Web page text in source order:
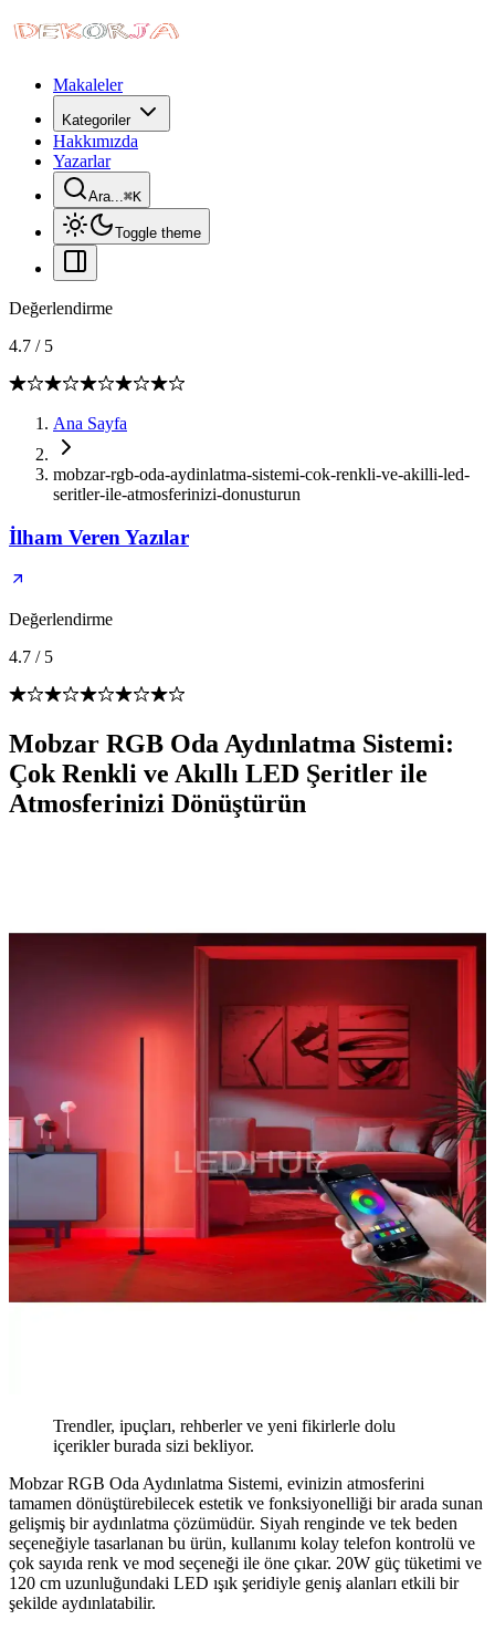
Makaleler
Kategoriler
Hakkımızda
Yazarlar
Ara...⌘K
Toggle theme
Değerlendirme
4.7 / 5
Ana Sayfa
mobzar-rgb-oda-aydinlatma-sistemi-cok-renkli-ve-akilli-led-
seritler-ile-atmosferinizi-donusturun
İlham Veren Yazılar
Değerlendirme
4.7 / 5
Mobzar RGB Oda Aydınlatma Sistemi:
Çok Renkli ve Akıllı LED Şeritler ile
Atmosferinizi Dönüştürün
Trendler, ipuçları, rehberler ve yeni fikirlerle dolu
içerikler burada sizi bekliyor.
Mobzar RGB Oda Aydınlatma Sistemi, evinizin atmosferini
tamamen dönüştürebilecek estetik ve fonksiyonelliği bir arada sunan
gelişmiş bir aydınlatma çözümüdür. Siyah renginde ve tek beden
seçeneğiyle tasarlanan bu ürün, kullanımı kolay telefon kontrolü ve
çok sayıda renk ve mod seçeneği ile öne çıkar. 20W güç tüketimi ve
120 cm uzunluğundaki LED ışık şeridiyle geniş alanları etkili bir
şekilde aydınlatabilir.